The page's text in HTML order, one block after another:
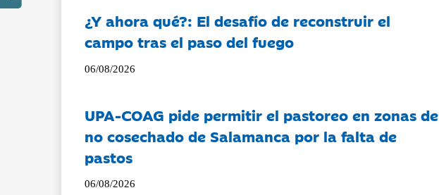
¿Y ahora qué?: El desafío de reconstruir el
campo tras el paso del fuego
06/08/2026
UPA-COAG pide permitir el pastoreo en zonas de
no cosechado de Salamanca por la falta de
pastos
06/08/2026